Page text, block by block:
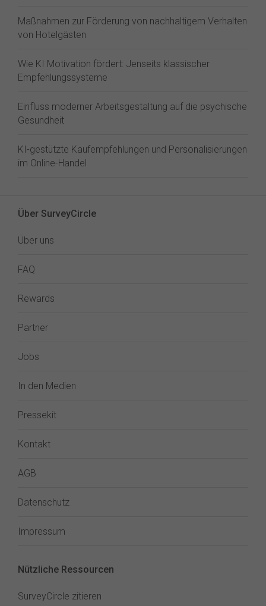
Maßnahmen zur Förderung von nachhaltigem Verhalten
von Hotelgästen
Wie KI Motivation fördert: Jenseits klassischer
Empfehlungssysteme
Einfluss moderner Arbeitsgestaltung auf die psychische
Gesundheit
KI-gestützte Kaufempfehlungen und Personalisierungen
im Online-Handel
Über SurveyCircle
Über uns
FAQ
Rewards
Partner
Jobs
In den Medien
Pressekit
Kontakt
AGB
Datenschutz
Impressum
Nützliche Ressourcen
SurveyCircle zitieren